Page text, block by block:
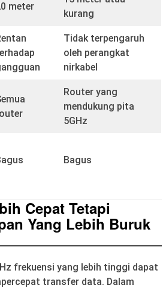
meter
kurang
Tidak terpengaruh
oleh perangkat
nirkabel
Router yang
mendukung pita
5GHz
Bagus
Cepat Tetapi
Yang Lebih Buruk
frekuensi yang lebih tinggi dapat
transfer data. Dalam